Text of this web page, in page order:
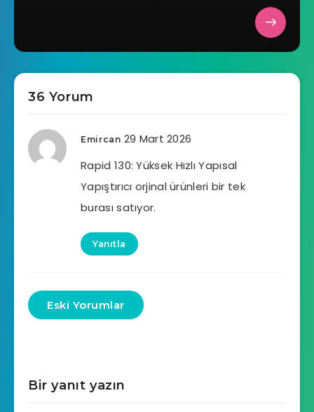
36 Yorum
Emircan 29 Mart 2026
Rapid 130: Yüksek Hızlı Yapısal
Yapıştırıcı orjinal ürünleri bir tek
burası satıyor.
Yanıtla
Eski Yorumlar
Bir yanıt yazın